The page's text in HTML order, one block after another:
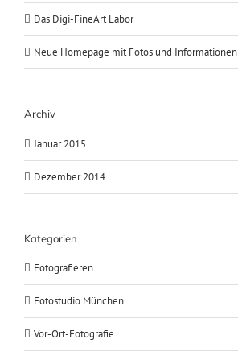
Das Digi-FineArt Labor
Neue Homepage mit Fotos und Informationen
Archiv
Januar 2015
Dezember 2014
Kategorien
Fotografieren
Fotostudio München
Vor-Ort-Fotografie